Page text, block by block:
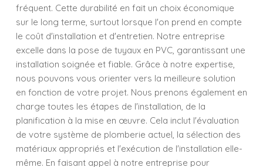
fréquent. Cette durabilité en fait un choix économique
sur le long terme, surtout lorsque l'on prend en compte
le coût d'installation et d'entretien. Notre entreprise
excelle dans la pose de tuyaux en PVC, garantissant une
installation soignée et fiable. Grâce à notre expertise,
nous pouvons vous orienter vers la meilleure solution
en fonction de votre projet. Nous prenons également en
charge toutes les étapes de l'installation, de la
planification à la mise en œuvre. Cela inclut l'évaluation
de votre système de plomberie actuel, la sélection des
matériaux appropriés et l'exécution de l'installation elle-
même. En faisant appel à notre entreprise pour